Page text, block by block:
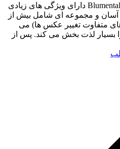
نرم افزار Blumentals Screensaver Factory دارای ویژگی های زیادی
آسان و مجموعه ای شامل بیش از
های متفاوت تغییر عکس ها) می
بسیار لذت بخش می کند. پس از